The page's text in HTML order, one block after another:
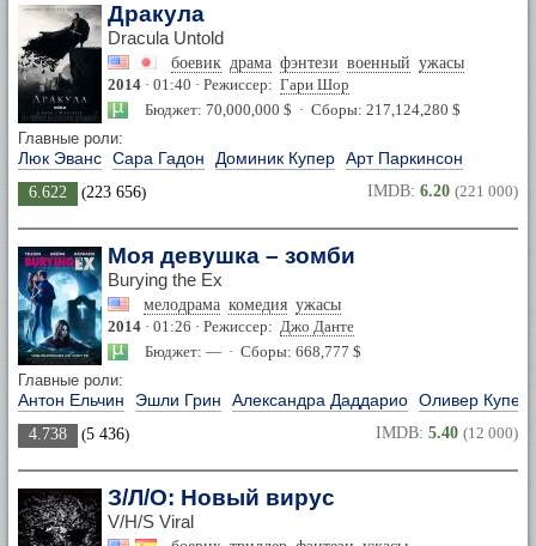
Дракула
Dracula Untold
боевик драма фэнтези военный ужасы
2014 · 01:40 · Режиссер: Гари Шор
Бюджет: 70,000,000 $ · Сборы: 217,124,280 $
Главные роли:
Люк Эванс Сара Гадон Доминик Купер Арт Паркинсон
6.622 (223 656) IMDB: 6.20 (221 000)
Моя девушка – зомби
Burying the Ex
мелодрама комедия ужасы
2014 · 01:26 · Режиссер: Джо Данте
Бюджет: — · Сборы: 668,777 $
Главные роли:
Антон Ельчин Эшли Грин Александра Даддарио Оливер Купер
4.738 (5 436) IMDB: 5.40 (12 000)
З/Л/О: Новый вирус
V/H/S Viral